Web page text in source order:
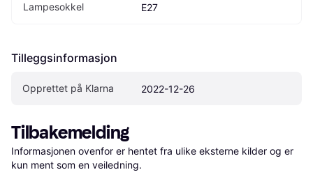
Lampesokkel E27
Tilleggsinformasjon
Opprettet på Klarna 2022-12-26
Tilbakemelding
Informasjonen ovenfor er hentet fra ulike eksterne kilder og er
kun ment som en veiledning.